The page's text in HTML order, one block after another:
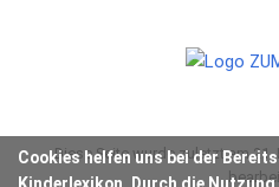
Cookies helfen uns bei der
Diese Seite wurde zuletzt am 21.